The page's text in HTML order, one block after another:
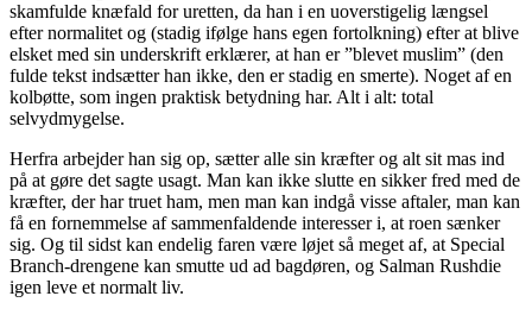
skamfulde knæfald for uretten, da han i en uoverstigelig længsel
efter normalitet og (stadig ifølge hans egen fortolkning) efter at blive
elsket med sin underskrift erklærer, at han er ”blevet muslim” (den
fulde tekst indsætter han ikke, den er stadig en smerte). Noget af en
kolbøtte, som ingen praktisk betydning har. Alt i alt: total
selvydmygelse.
Herfra arbejder han sig op, sætter alle sin kræfter og alt sit mas ind
på at gøre det sagte usagt. Man kan ikke slutte en sikker fred med de
kræfter, der har truet ham, men man kan indgå visse aftaler, man kan
få en fornemmelse af sammenfaldende interesser i, at roen sænker
sig. Og til sidst kan endelig faren være løjet så meget af, at Special
Branch-drengene kan smutte ud ad bagdøren, og Salman Rushdie
igen leve et normalt liv.